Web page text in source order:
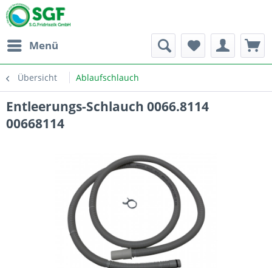
Menü
Übersicht Ablaufschlauch
Entleerungs-Schlauch 0066.8114
00668114